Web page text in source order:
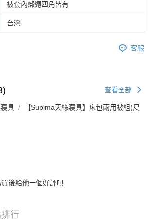
被套內綁繩四角皆有
台灣
客服
查看全部
具
【Supima天絲寢具】床包兩用被組(尺
後給他一個好評吧
行